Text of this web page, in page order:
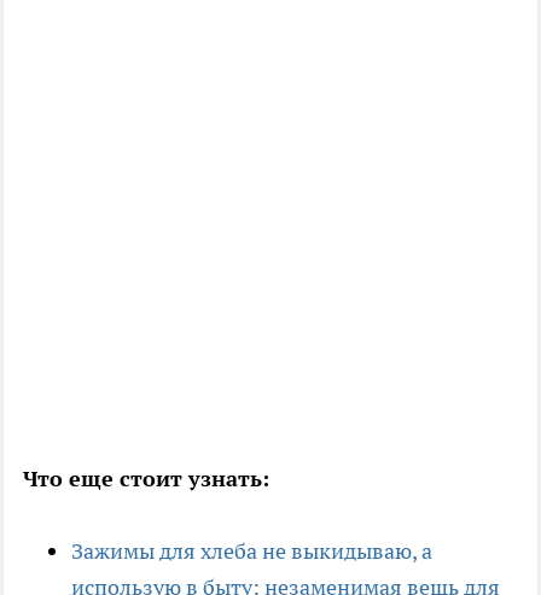
Что еще стоит узнать:
Зажимы для хлеба не выкидываю, а
использую в быту: незаменимая вещь для